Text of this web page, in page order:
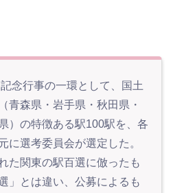
念行事の一環として、国土
青森県・岩手県・秋田県・
）の特徴ある駅100駅を、各
に選考委員会が選定した。
た関東の駅百選に倣ったも
」とは違い、公募によるも